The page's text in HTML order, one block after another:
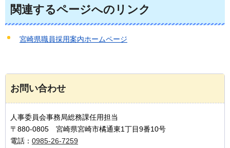
関連するページへのリンク
宮崎県職員採用案内ホームページ
お問い合わせ
人事委員会事務局総務課任用担当
〒880-0805 宮崎県宮崎市橘通東1丁目9番10号
電話： 0985-26-7259